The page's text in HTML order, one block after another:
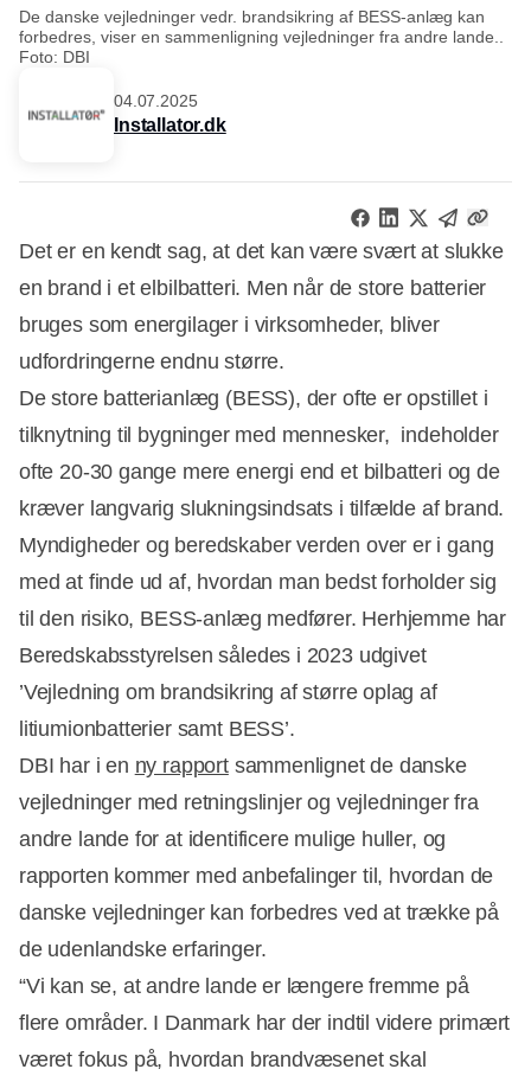
De danske vejledninger vedr. brandsikring af BESS-anlæg kan
forbedres, viser en sammenligning vejledninger fra andre lande..
Foto: DBI
04.07.2025
Installator.dk
Det er en kendt sag, at det kan være svært at slukke
en brand i et elbilbatteri. Men når de store batterier
bruges som energilager i virksomheder, bliver
udfordringerne endnu større.
De store batterianlæg (BESS), der ofte er opstillet i
tilknytning til bygninger med mennesker, indeholder
ofte 20-30 gange mere energi end et bilbatteri og de
kræver langvarig slukningsindsats i tilfælde af brand.
Myndigheder og beredskaber verden over er i gang
med at finde ud af, hvordan man bedst forholder sig
til den risiko, BESS-anlæg medfører. Herhjemme har
Beredskabsstyrelsen således i 2023 udgivet
’Vejledning om brandsikring af større oplag af
litiumionbatterier samt BESS’.
DBI har i en ny rapportsammenlignet de danske
vejledninger med retningslinjer og vejledninger fra
andre lande for at identificere mulige huller, og
rapporten kommer med anbefalinger til, hvordan de
danske vejledninger kan forbedres ved at trække på
de udenlandske erfaringer.
“Vi kan se, at andre lande er længere fremme på
flere områder. I Danmark har der indtil videre primært
været fokus på, hvordan brandvæsenet skal